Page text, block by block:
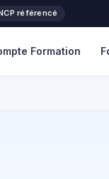
référencé
Formation